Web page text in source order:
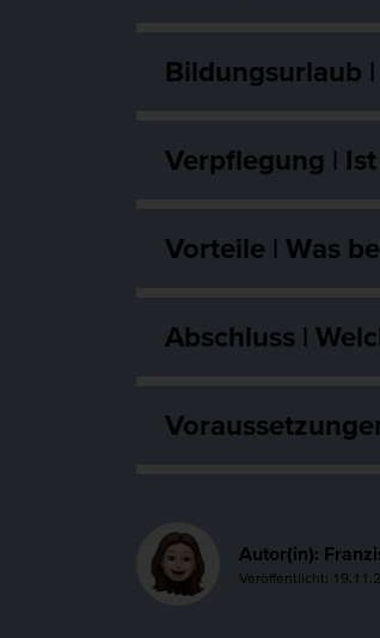
Bildungsurlaub
Verpflegung |
Vorteile | Was
Abschluss |
Autor(in):
Veröffentlicht: